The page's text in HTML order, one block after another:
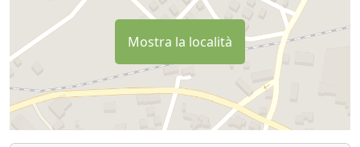
Mostra la località